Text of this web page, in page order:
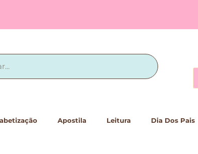
Apostila Leitura Dia Dos Pais